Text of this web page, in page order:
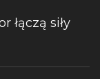
łączą siły